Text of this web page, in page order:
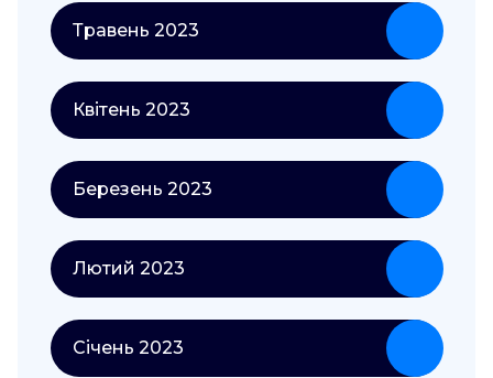
Травень 2023
Квітень 2023
Березень 2023
Лютий 2023
Січень 2023